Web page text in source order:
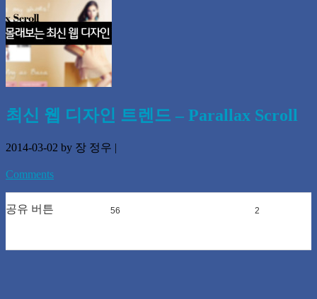
최신 웹 디자인 트렌드 – Parallax Scroll
2014-03-02 by 장 정우 |
Comments
공유 버튼 56 2